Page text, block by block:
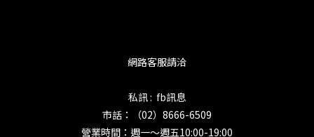
網路客服請洽
私訊 : fb訊息
市話：（02）8666-6509
營業時間：週一～週五10:00-19:00